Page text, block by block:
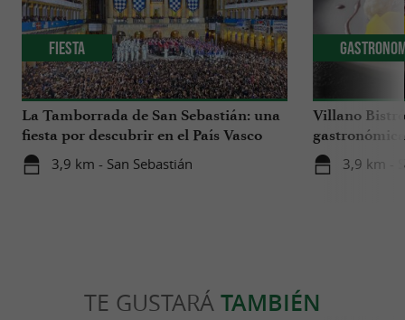
La Tamborrada de San Sebastián: una
fiesta por descubrir en el País Vasco
Sur
3,9 km - San Sebastián
Fiesta
Villano
un hotel
San
3,9 km -
TE GUSTARÁ TAMBIÉN